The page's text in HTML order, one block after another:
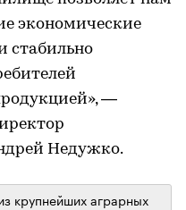
экономические
стабильно
—
Недужко.
крупнейших аграрных